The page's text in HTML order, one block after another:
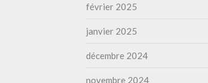
février 2025
janvier 2025
décembre 2024
novembre 2024